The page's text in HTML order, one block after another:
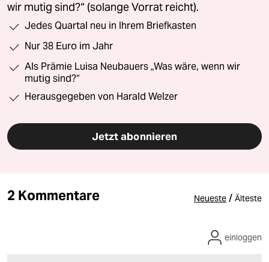
wir mutig sind?“ (solange Vorrat reicht).
Jedes Quartal neu in Ihrem Briefkasten
Nur 38 Euro im Jahr
Als Prämie Luisa Neubauers „Was wäre, wenn wir
mutig sind?“
Herausgegeben von Harald Welzer
Jetzt abonnieren
2 Kommentare Neueste / Älteste
einloggen